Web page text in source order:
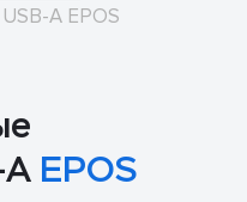
A EPOS
EPOS